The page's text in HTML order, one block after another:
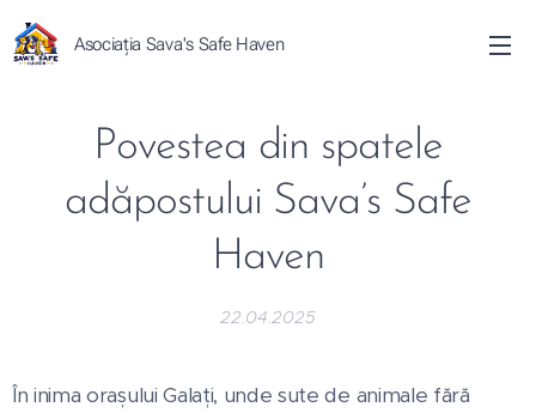
Asociația Sava's Safe Haven
Povestea din spatele
adăpostului Sava’s Safe
Haven
22.04.2025
În inima orașului Galați, unde sute de animale fără